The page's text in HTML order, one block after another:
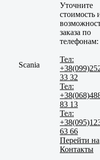
Scania
Уточните
стоимость
заказа по
телефонам:
Тел:
33 32
Тел:
83 13
Тел:
63 66
Перейти на
Контакты